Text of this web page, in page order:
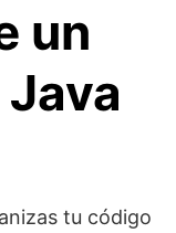
un
tu código